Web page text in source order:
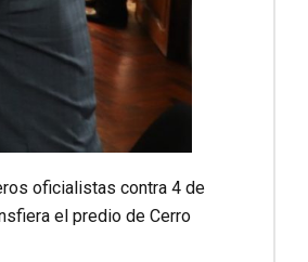
oficialistas contra 4 de
el predio de Cerro